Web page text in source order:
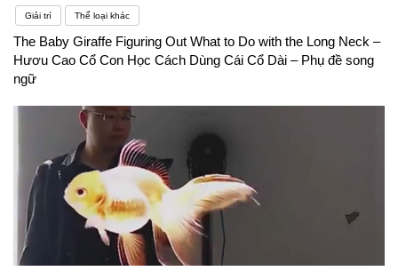
Giải trí Thể loại khác
The Baby Giraffe Figuring Out What to Do with the Long Neck –
Hươu Cao Cổ Con Học Cách Dùng Cái Cổ Dài – Phụ đề song
ngữ